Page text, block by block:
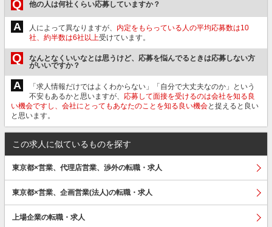
Q 他の人は何社くらい応募していますか？
A 人によって異なりますが、 内定をもらっている人の平均応募数は10
社、約半数は6社以上受けています。
Q
なんとなくいいなとは思うけど、応募を悩んでるときは応募しない方
がいいですか？
A
「求人情報だけではよくわからない」「自分で大丈夫なのか」という
不安もあるかと思いますが、 応募して面接を受けるのは会社を知る良
い機会ですし、会社にとってもあなたのことを知る良い機会と捉えると良い
と思います。
この求人に似ているものを探す
東京都×営業、代理店営業、渉外の転職・求人
東京都×営業、企画営業(法人)の転職・求人
上場企業の転職・求人